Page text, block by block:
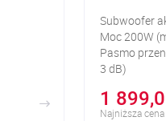
Subwoofer
Moc 200W
Pasmo
3 dB)
1
Najniższa